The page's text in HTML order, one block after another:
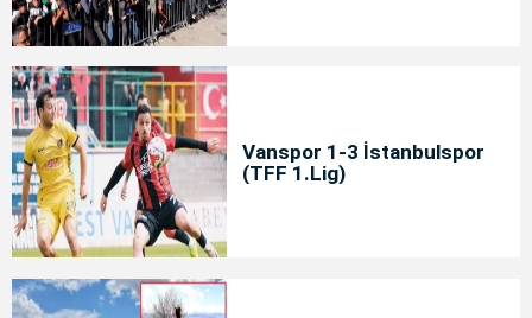
Vanspor 1-3 İstanbulspor
(TFF 1.Lig)